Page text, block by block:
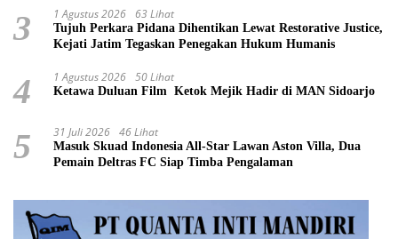
3 1 Agustus 2026 63 Lihat
Tujuh Perkara Pidana Dihentikan Lewat Restorative Justice,
Kejati Jatim Tegaskan Penegakan Hukum Humanis
4 1 Agustus 2026 50 Lihat
Ketawa Duluan Film Ketok Mejik Hadir di MAN Sidoarjo
5 31 Juli 2026 46 Lihat
Masuk Skuad Indonesia All-Star Lawan Aston Villa, Dua
Pemain Deltras FC Siap Timba Pengalaman ​